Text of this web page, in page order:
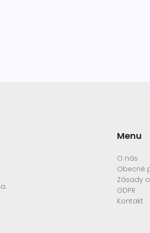
Menu
O nás
Obecné
Zásady
GDPR
Kontakt